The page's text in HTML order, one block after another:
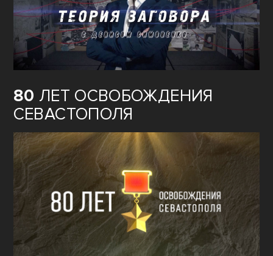
80 ЛЕТ ОСВОБОЖДЕНИЯ
СЕВАСТОПОЛЯ